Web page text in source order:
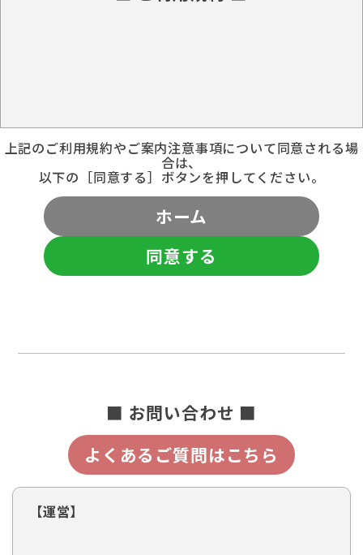
上記のご利用規約やご案内注意事項について同意される場
合は、
以下の［同意する］ボタンを押してください。
ホーム
同意する
■ お問い合わせ ■
よくあるご質問はこちら
【運営】